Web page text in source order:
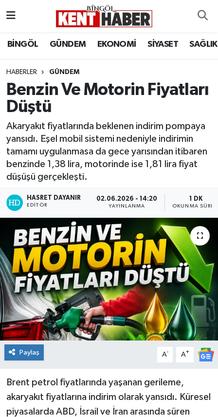
BİNGÖL GÜNDEM EKONOMİ SİYASET SAĞLIK
HABERLER GÜNDEM
Benzin Ve Motorin Fiyatları
Düştü
Akaryakıt fiyatlarında beklenen indirim pompaya
yansıdı. Eşel mobil sistemi nedeniyle indirimin
tamamı uygulanmasa da gece yarısından itibaren
benzinde 1,38 lira, motorinde ise 1,81 lira fiyat
düşüşü gerçekleşti.
HASRET DAYANIR
EDITÖR
02.06.2026 - 14:20
YAYINLANMA
1 DK
OKUNMA
Paylaş A- A+
Brent petrol fiyatlarında yaşanan gerileme,
akaryakıt fiyatlarına indirim olarak yansıdı. Küresel
piyasalarda ABD, İsrail ve İran arasında süren
BİLİM-TEKNOLOJİ
DÜNYA
EĞİTİM
EKONOMİ
GENÇ
KİĞI
MERKEZ
RESMİ İLANLAR
SAĞLIK
SİYASET
SOLHAN
SPOR
YAYLADERE
Bingöl Hava Durumu
Bingöl Namaz Vakitleri
Bingöl Trafik Yoğunluk Haritası
Süper Lig Puan Durumu ve Fikstür
Tüm Manşetler